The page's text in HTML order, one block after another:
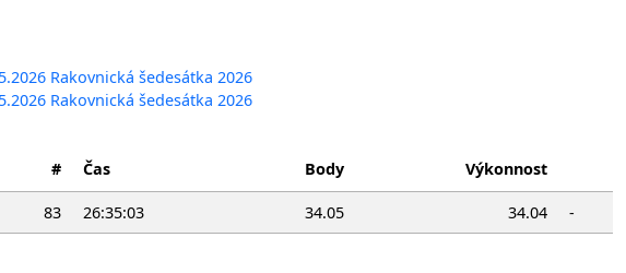
Rakovnická šedesátka 2026
Rakovnická šedesátka 2026
# Čas Body Výkonnost
83 26:35:03 34.05 34.04 -